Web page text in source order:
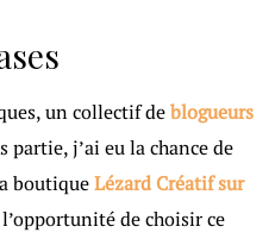
un collectif deblogueurs
partie, j’ai eu la chance de
boutiqueLézard Créatif sur
de choisir ce